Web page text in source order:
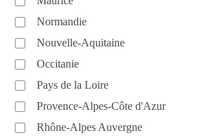
Normandie
Nouvelle-Aquitaine
Occitanie
Pays de la Loire
Provence-Alpes-Côte d'Azur
Rhône-Alpes Auvergne